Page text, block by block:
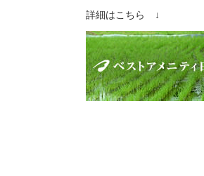
詳細はこちら ↓